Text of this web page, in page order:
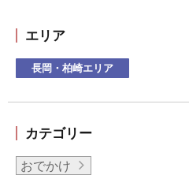
エリア
長岡・柏崎エリア
カテゴリー
おでかけ